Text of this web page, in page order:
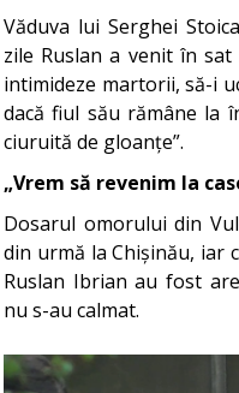
Văduva lui Serghei
zile Ruslan a venit în
intimideze martorii, să-i
dacă fiul său rămâne la
ciuruită de gloanțe”.
„Vrem să revenim la
Dosarul omorului din
din urmă la Chișinău, iar
Ruslan Ibrian au fost
nu s-au calmat.